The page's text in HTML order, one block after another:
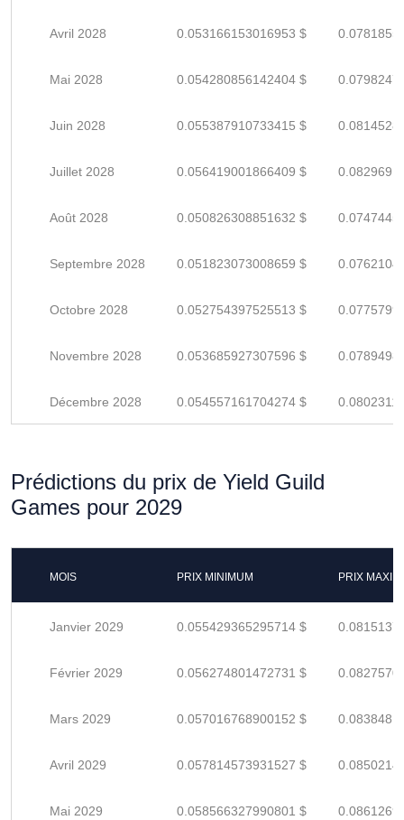
Avril 2028 0.053166153016953 $
Mai 2028 0.054280856142404 $
Juin 2028 0.055387910733415 $
Juillet 2028 0.056419001866409 $
Août 2028 0.050826308851632 $
Septembre 2028 0.051823073008659 $
Octobre 2028 0.052754397525513 $
Novembre 2028 0.053685927307596 $
Décembre 2028 0.054557161704274 $
Prédictions du prix de Yield Guild
Games pour 2029
MOIS PRIX MINIMUM PRIX
Janvier 2029 0.055429365295714 $
Février 2029 0.056274801472731 $
Mars 2029 0.057016768900152 $
Avril 2029 0.057814573931527 $
Mai 2029 0.058566327990801 $